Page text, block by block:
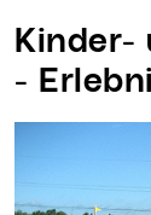
Kinder- und Jugendspielplatz
-